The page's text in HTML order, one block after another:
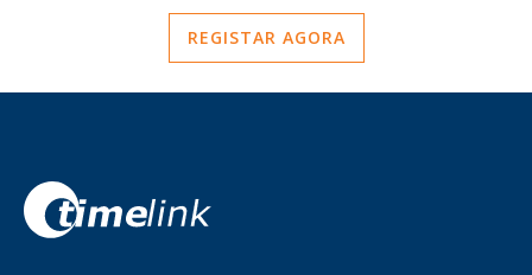
REGISTAR AGORA